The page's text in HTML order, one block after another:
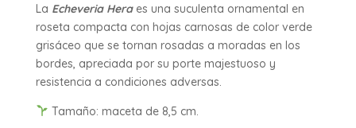
La Echeveria Heraes una suculenta ornamental en
roseta compacta con hojas carnosas de color verde
grisáceo que se tornan rosadas a moradas en los
bordes, apreciada por su porte majestuoso y
resistencia a condiciones adversas.
Tamaño: maceta de 8,5 cm.